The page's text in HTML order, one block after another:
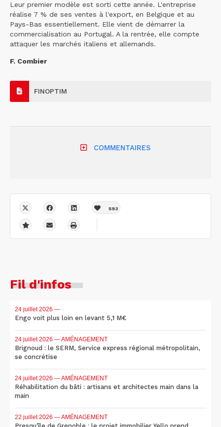
Leur premier modèle est sorti cette année. L'entreprise
réalise 7 % de ses ventes à l'export, en Belgique et au
Pays-Bas essentiellement. Elle vient de démarrer la
commercialisation au Portugal. A la rentrée, elle compte
attaquer les marchés italiens et allemands.
F. Combier
FINOPTIM
COMMENTAIRES
593
Fil d'infos
24 juillet 2026 —
Engo voit plus loin en levant 5,1 M€
24 juillet 2026 — AMÉNAGEMENT
Brignoud : le SERM, Service express régional métropolitain,
se concrétise
24 juillet 2026 — AMÉNAGEMENT
Réhabilitation du bâti : artisans et architectes main dans la
main
22 juillet 2026 — AMÉNAGEMENT